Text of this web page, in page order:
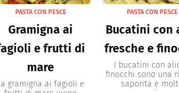
PASTA CON PESCE
Gramigna ai
e frutti di
mare
gramigna ai fagioli e
PASTA CON PESCE
Bucatini con
fresche e
I bucatini con
finocchi sono una
saporita e